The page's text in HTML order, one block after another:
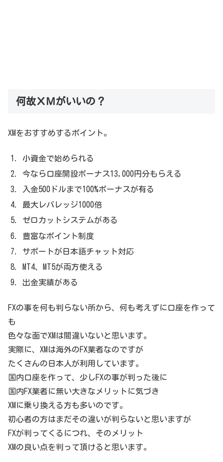
何故ＸＭがいいの？
XMをおすすめするポイント。
小資金で始められる
今なら口座開設ボーナス13,000円分もらえる
入金500ドルまで100%ボーナスが有る
最大レバレッジ1000倍
ゼロカットシステムがある
豊富なポイント制度
サポートが日本語チャット対応
MT4、MT5が両方使える
出金実績がある
FXの事を何も判らない所から、何も考えずに口座を作って
も
色々な面でXMは間違いないと思います。
実際に、XMは海外のFX業者なのですが
たくさんの日本人が利用しています。
国内口座を作って、少しFXの事が判った後に
国内FX業者に無い大きなメリットに気づき
XMに乗り換える方も多いのです。
初心者の方はまだその違いが判らないと思いますが
FXが判ってくるにつれ、そのメリット
XMの良い点を判って頂けると思います。